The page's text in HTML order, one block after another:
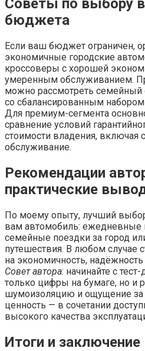
Советы по выбору
бюджета
Если ваш бюджет ограничен,
экономичные городские
кроссоверы с хорошей
умеренным обслуживанием.
можно рассмотреть
со сбалансированным
Для премиум-сегмента
сравнение условий
стоимости владения, включая
обслуживание.
Рекомендации
практические
По моему опыту, лучший выбор
вам автомобиль: ежедневные
семейные поездки за город
путешествия. В любом случае
на экономичность, надёжность
Совет автора: начинайте с
только цифры на бумаге, но и
шумоизоляцию и ощущение за
ценность — в сочетании
высокого качества
Итоги и заключение